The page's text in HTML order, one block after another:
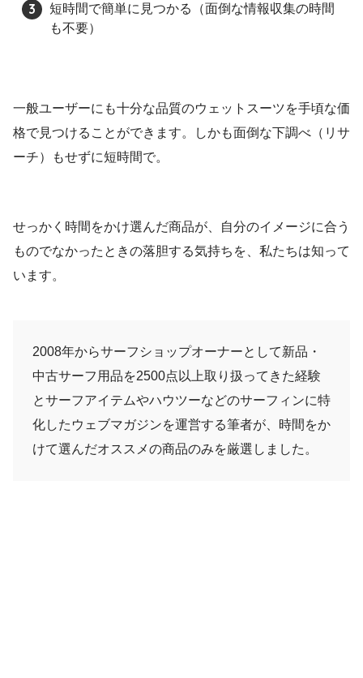
短時間で簡単に見つかる（面倒な情報収集の時間
も不要）
一般ユーザーにも十分な品質のウェットスーツを手頃な価
格で見つけることができます。しかも面倒な下調べ（リサ
ーチ）もせずに短時間で。
せっかく時間をかけ選んだ商品が、自分のイメージに合う
ものでなかったときの落胆する気持ちを、私たちは知って
います。
2008年からサーフショップオーナーとして新品・
中古サーフ用品を2500点以上取り扱ってきた経験
とサーフアイテムやハウツーなどのサーフィンに特
化したウェブマガジンを運営する筆者が、時間をか
けて選んだオススメの商品のみを厳選しました。